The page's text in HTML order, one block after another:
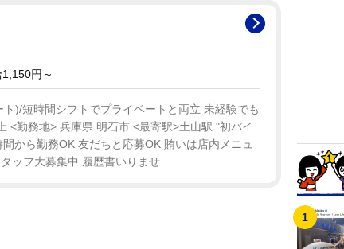
円～
)/短時間シフトでプライベートと両立 未経験でも
<勤務地> 兵庫県 明石市 <最寄駅>土山駅 "初バイ
から勤務OK 友だちと応募OK 賄いは店内メニュ
ッフ大募集中 履歴書いりませ...